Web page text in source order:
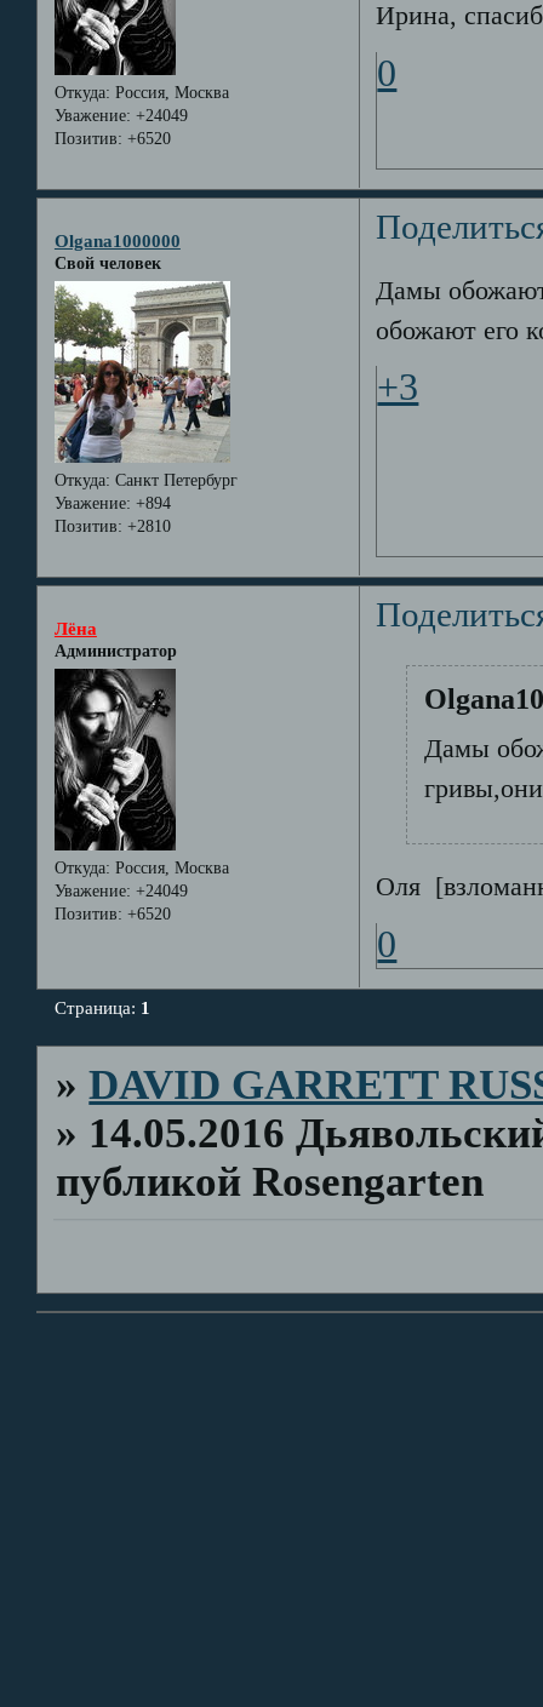
Откуда: Россия, Москва
Уважение: +24049
Позитив: +6520
Ирина,
0
Olgana1000000
Свой человек
Откуда: Санкт Петербург
Уважение: +894
Позитив: +2810
Дамы
обожают его
+3
Лёна
Администратор
Откуда: Россия, Москва
Уважение: +24049
Позитив: +6520
Дамы
Оля
0
Страница: 1
»DAVID GARRETT
» 14.05.2016
публикой Rosengarten